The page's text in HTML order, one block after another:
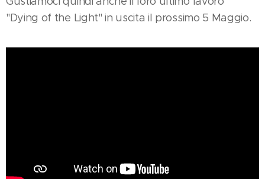
"Dying of the Light" in uscita il prossimo 5 Maggio.